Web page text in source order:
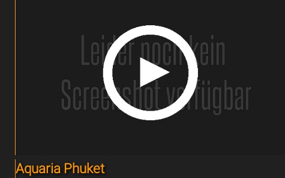
Aquaria Phuket